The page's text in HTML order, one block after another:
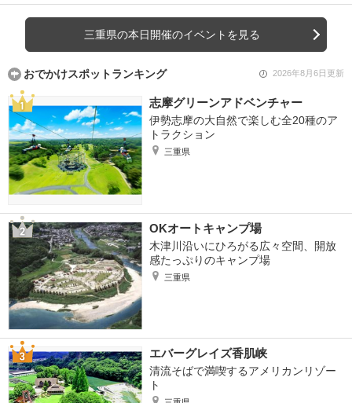
三重県の本日開催のイベントを見る
おでかけスポットランキング 2026年8月6日更新
志摩グリーンアドベンチャー
伊勢志摩の大自然で楽しむ全20種のア
トラクション
三重県
OKオートキャンプ場
木津川沿いにひろがる広々空間、開放
感たっぷりのキャンプ場
三重県
エバーグレイズ香肌峡
清流そばで満喫するアメリカンリゾー
ト